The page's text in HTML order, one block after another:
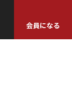
会員になる